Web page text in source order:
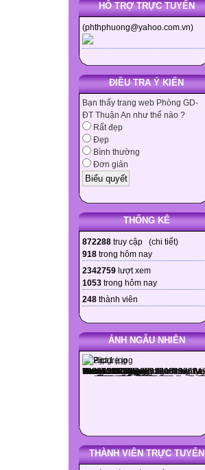
HỖ TRỢ TRỰC TUYẾN
(phthphuong@yahoo.com.vn)
ĐIỀU TRA Ý KIẾN
Bạn thấy trang web Phòng GD-
ĐT Thuận An như thế nào ?
Rất đẹp
Đẹp
Bình thường
Đơn giản
THỐNG KÊ
872288 truy cập (chi tiết)
918 trong hôm nay
2342759 lượt xem
1053 trong hôm nay
248 thành viên
ẢNH NGẪU NHIÊN
THÀNH VIÊN TRỰC TUYẾN